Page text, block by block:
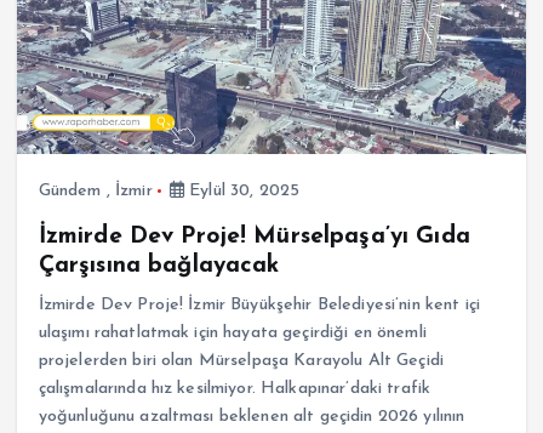
Gündem , İzmir Eylül 30, 2025
İzmirde Dev Proje! Mürselpaşa’yı Gıda
Çarşısına bağlayacak
İzmirde Dev Proje! İzmir Büyükşehir Belediyesi’nin kent içi
ulaşımı rahatlatmak için hayata geçirdiği en önemli
projelerden biri olan Mürselpaşa Karayolu Alt Geçidi
çalışmalarında hız kesilmiyor. Halkapınar’daki trafik
yoğunluğunu azaltması beklenen alt geçidin 2026 yılının